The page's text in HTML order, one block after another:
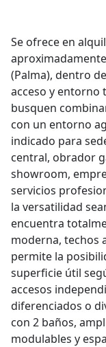
Se ofrece en
(Palma), dentro
acceso y entorno
busquen
con un entorno
indicado para
central, obrador
showroom,
servicios
la versatilidad
encuentra
moderna, techos
permite la
superficie útil
accesos
diferenciados o
con 2 baños,
modulables y